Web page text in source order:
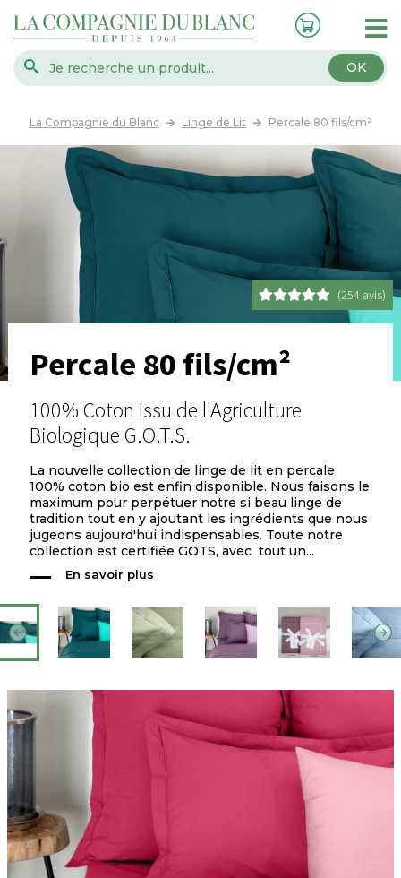
OK
La Compagnie du Blanc Linge de Lit Percale 80 fils/cm²
Percale 80 fils/cm²
100% Coton Issu de l'Agriculture
Biologique G.O.T.S.
La nouvelle collection de linge de lit en percale
100% coton bio est enfin disponible. Nous faisons le
maximum pour perpétuer notre si beau linge de
tradition tout en y ajoutant les ingrédients que nous
jugeons aujourd'hui indispensables. Toute notre
collection est certifiée GOTS, avec tout un...
En savoir plus
(254 avis)